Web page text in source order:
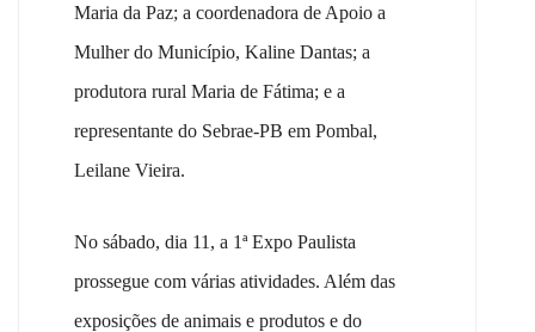
Maria da Paz; a coordenadora de Apoio a
Mulher do Município, Kaline Dantas; a
produtora rural Maria de Fátima; e a
representante do Sebrae-PB em Pombal,
Leilane Vieira.
No sábado, dia 11, a 1ª Expo Paulista
prossegue com várias atividades. Além das
exposições de animais e produtos e do